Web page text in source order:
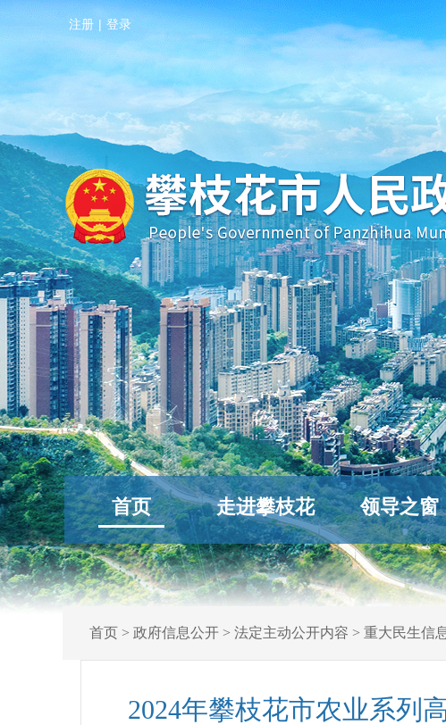
注册 | 登录
首页 走进攀枝花 领导之窗
首页> 政府信息公开> 法定主动公开内容 > 重大民生信
2024年攀枝花市农业系列